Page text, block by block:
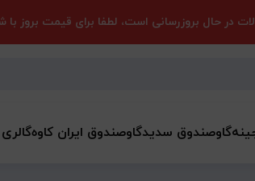
گاوصندوق سدیدگاوصندوق ایران کاوه
در حال بروزرسانی است، لطفا برای قیمت بروز با